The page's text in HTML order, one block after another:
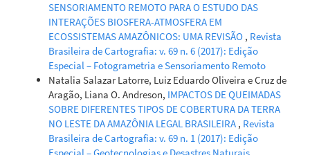
SENSORIAMENTO REMOTO PARA O ESTUDO DAS
INTERAÇÕES BIOSFERA-ATMOSFERA EM
ECOSSISTEMAS AMAZÔNICOS: UMA REVISÃO , Revista
Brasileira de Cartografia: v. 69 n. 6 (2017): Edição
Especial – Fotogrametria e Sensoriamento Remoto
Natalia Salazar Latorre, Luiz Eduardo Oliveira e Cruz de
Aragão, Liana O. Andreson, IMPACTOS DE QUEIMADAS
SOBRE DIFERENTES TIPOS DE COBERTURA DA TERRA
NO LESTE DA AMAZÔNIA LEGAL BRASILEIRA , Revista
Brasileira de Cartografia: v. 69 n. 1 (2017): Edição